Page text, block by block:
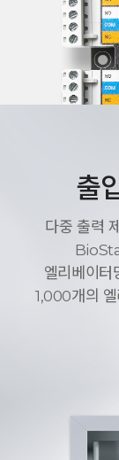
출
다중 출력
엘리베이터
1,000개의